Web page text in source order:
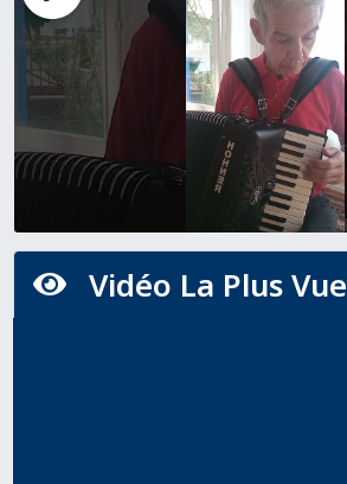
 Vidéo La Plus Vue